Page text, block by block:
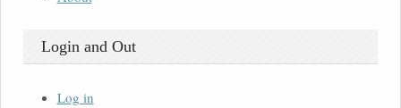
Login and Out
Log in